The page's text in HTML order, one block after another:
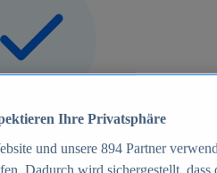
Ihre Privatsphäre
und unsere 894 Partner